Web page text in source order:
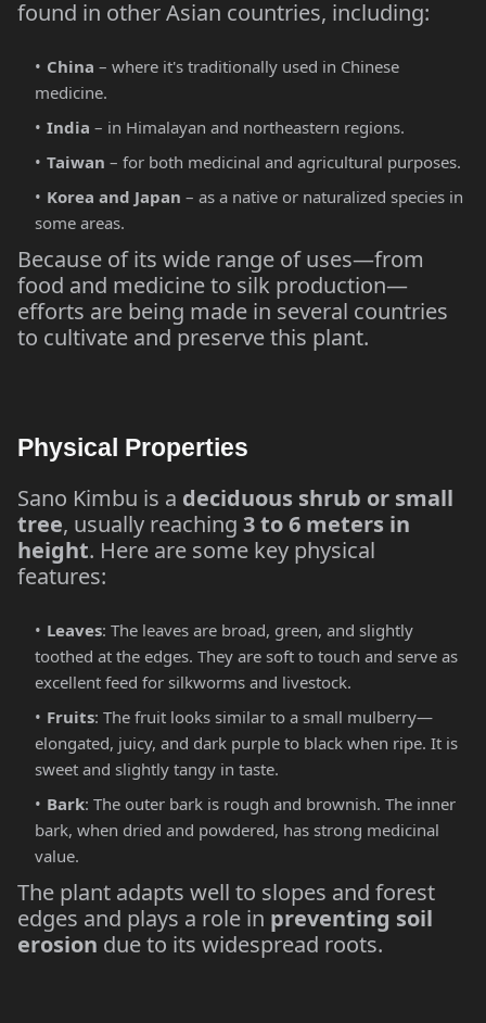
found in other Asian countries, including:
China – where it's traditionally used in Chinese
medicine.
India – in Himalayan and northeastern regions.
Taiwan – for both medicinal and agricultural purposes.
Korea and Japan – as a native or naturalized species in
some areas.
Because of its wide range of uses—from
food and medicine to silk production—
efforts are being made in several countries
to cultivate and preserve this plant.
Physical Properties
Sano Kimbu is a deciduous shrub or small
tree, usually reaching 3 to 6 meters in
height. Here are some key physical
features:
Leaves: The leaves are broad, green, and slightly
toothed at the edges. They are soft to touch and serve as
excellent feed for silkworms and livestock.
Fruits: The fruit looks similar to a small mulberry—
elongated, juicy, and dark purple to black when ripe. It is
sweet and slightly tangy in taste.
Bark: The outer bark is rough and brownish. The inner
bark, when dried and powdered, has strong medicinal
value.
The plant adapts well to slopes and forest
edges and plays a role in preventing soil
erosion due to its widespread roots.